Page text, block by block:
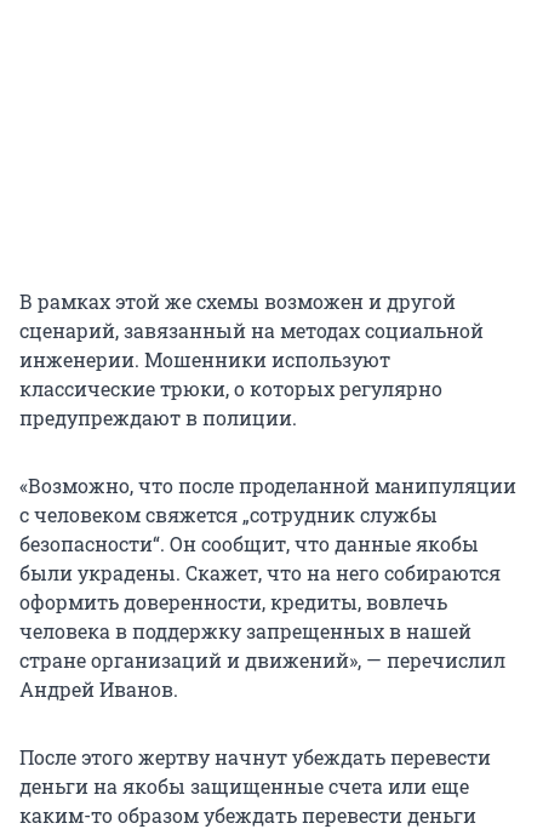
В рамках этой же схемы возможен и другой
сценарий, завязанный на методах социальной
инженерии. Мошенники используют
классические трюки, о которых регулярно
предупреждают в полиции.
«Возможно, что после проделанной манипуляции
с человеком свяжется „сотрудник службы
безопасности“. Он сообщит, что данные якобы
были украдены. Скажет, что на него собираются
оформить доверенности, кредиты, вовлечь
человека в поддержку запрещенных в нашей
стране организаций и движений», — перечислил
Андрей Иванов.
После этого жертву начнут убеждать перевести
деньги на якобы защищенные счета или еще
каким-то образом убеждать перевести деньги